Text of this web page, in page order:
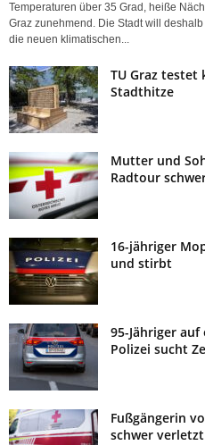
Temperaturen über 35 Grad, heiße
Graz zunehmend. Die Stadt will
die neuen klimatischen...
TU Graz testet
Stadthitze
Mutter und
Radtour
16-jähriger
und stirbt
95-Jähriger
Polizei sucht
Fußgängerin
schwer verletzt